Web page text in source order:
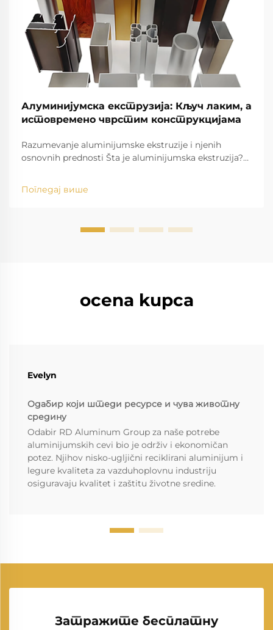
Алуминијумска екструзија: Кључ лаким, а
истовремено чврстим конструкцијама
Razumevanje aluminijumske ekstruzije i njenih
osnovnih prednosti Šta je aluminijumska ekstruzija?
podrazumeva oblikovanje sirovog aluminijuma u
različite složene forme potiskivanjem vrućih biljeta
Погледај више
ocena kupca
Evelyn
Одабир који штеди ресурсе и чува животну
средину
Odabir RD Aluminum Group za naše potrebe
aluminijumskih cevi bio je održiv i ekonomičan
potez. Njihov nisko-ugljični reciklirani aluminijum i
legure kvaliteta za vazduhoplovnu industriju
osiguravaju kvalitet i zaštitu životne sredine.
Затражите бесплатну